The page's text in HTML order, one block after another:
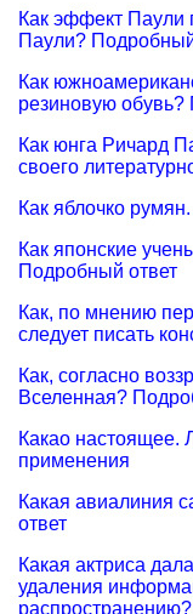
Как эффект Паули
Паули?
Как
резиновую
Как юнга Ричард
своего
Как яблочко
Как японские
Подробный ответ
Как, по мнению
следует писать
Как, согласно
Вселенная?
Какао настоящее.
применения
Какая авиалиния
ответ
Какая актриса
удаления